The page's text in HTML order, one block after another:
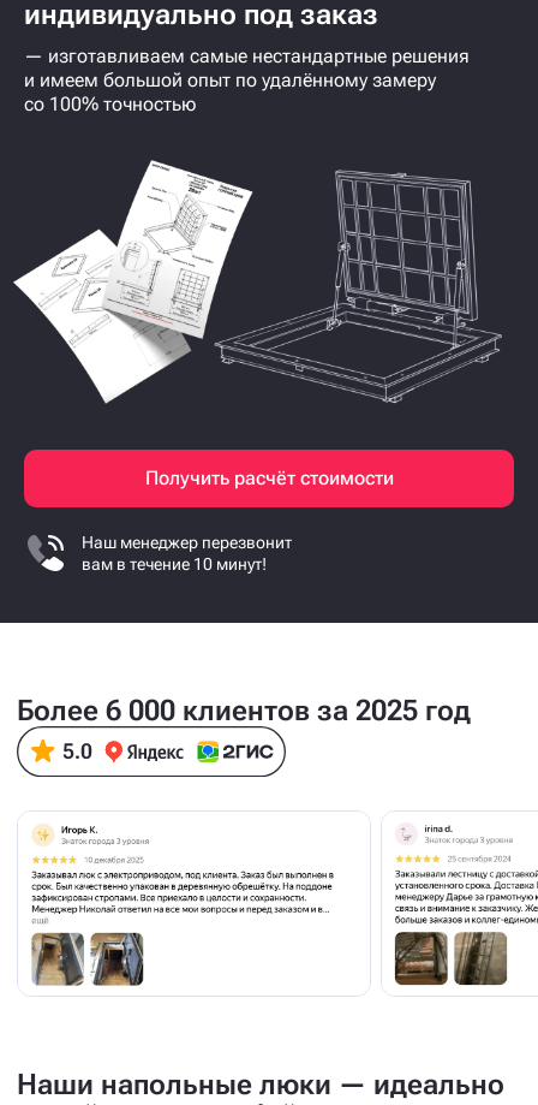
индивидуально под заказ
— изготавливаем самые нестандартные решения
и имеем большой опыт по удалённому замеру
со 100% точностью
Получить расчёт стоимости
Наш менеджер перезвонит
вам в течение 10 минут!
Более 6 000 клиентов за 2025 год
Наши напольные люки — идеально